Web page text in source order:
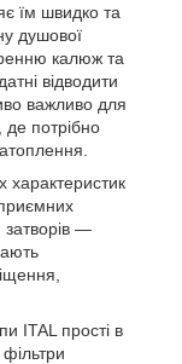
їм швидко та
душової
калюж та
відводити
важливо для
потрібно
характеристик
—
ITAL прості в